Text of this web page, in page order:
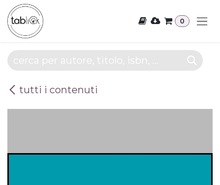
Passa al contenuto
0
tutti i contenuti